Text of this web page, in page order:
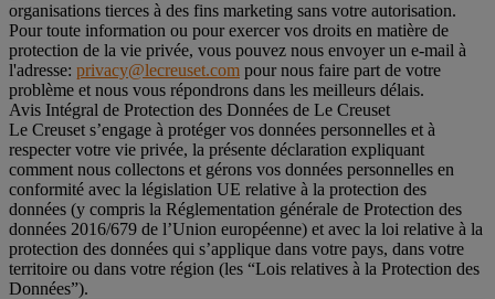
organisations tierces à des fins marketing sans votre autorisation.
Pour toute information ou pour exercer vos droits en matière de
protection de la vie privée, vous pouvez nous envoyer un e-mail à
l'adresse: privacy@lecreuset.com pour nous faire part de votre
problème et nous vous répondrons dans les meilleurs délais.
Avis Intégral de Protection des Données de Le Creuset
Le Creuset s’engage à protéger vos données personnelles et à
respecter votre vie privée, la présente déclaration expliquant
comment nous collectons et gérons vos données personnelles en
conformité avec la législation UE relative à la protection des
données (y compris la Réglementation générale de Protection des
données 2016/679 de l’Union européenne) et avec la loi relative à la
protection des données qui s’applique dans votre pays, dans votre
territoire ou dans votre région (les “Lois relatives à la Protection des
Données”).